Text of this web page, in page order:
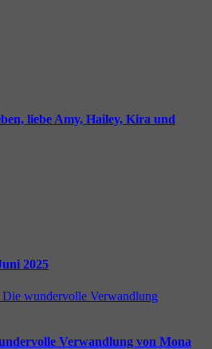
liebe Amy, Hailey, Kira und
2025
Verwandlung von Mona